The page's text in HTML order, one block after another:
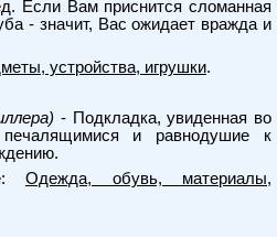
Если Вам приснится сломанная
- значит, Вас ожидает вражда и
устройства, игрушки.
- Подкладка, увиденная во
и равнодушие к
Одежда, обувь, материалы,